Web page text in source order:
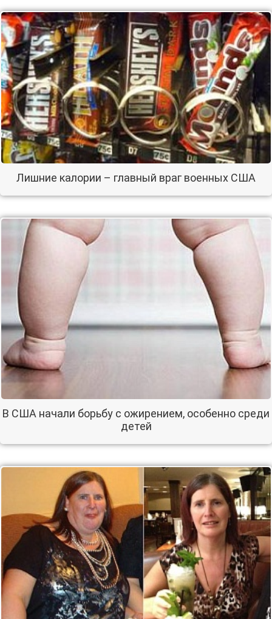
Лишние калории – главный враг военных США
В США начали борьбу с ожирением, особенно среди
детей